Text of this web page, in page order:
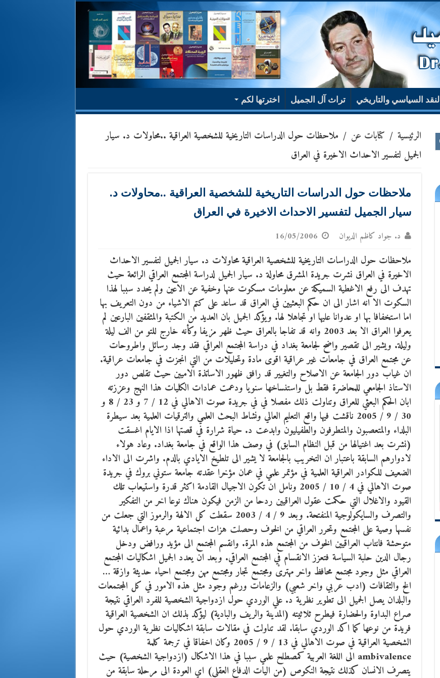
النقد السياسي والتاريخي تراث آل الجميل اخترتها لكم
الرئيسية / كتابات عن / ملاحظات حول الدراسات التاريخية للشخصية العراقية ..محاولات د. سيار
الجميل لتفسير الاحداث الاخيرة في العراق
ملاحظات حول الدراسات التاريخية للشخصية العراقية ..محاولات د.
سيار الجميل لتفسير الاحداث الاخيرة في العراق
د. جواد كاظم الديوان 16/05/2006
ملاحظات حول الدراسات التاريخية للشخصية العراقية محاولات د. سيار الجميل لتفسير الاحداث
الاخيرة في العراق نشرت جريدة المشرق محاولة د. سيار الجميل لدراسة المجتمع العراقي الرائعة حيث
تهدف الى رفع الاغطية السميكة عن معلومات مسكوت عنها وخفية عن الاعين ولم يحدد سببا لهذا
السكوت الا انه اشار الى ان حكم البعثيين في العراق قد ساعد على كتم الاشياء من دون التعريف بها
اما استخفافا بها او عدوانا عليها او تجاهلا لها. ويؤكد الجميل بان العديد من الكتبة والمثقفين البارعين لم
يعرفوا العراق الا بعد 2003 وانه قد تفاجا بالعراق حيث ظهر مزيفا وكأنه خارج للتو من الف ليلة
وليلة. ويشير الى تقصير واضح لجامعة بغداد في دراسة المجتمع العراقي فقد وجد رسائل واطروحات
عن مجتمع العراق في جامعات غير عراقية اقوى مادة وتحليلات من التي انجزت في جامعات عراقية.
ان غياب دور الجامعة عن الاصلاح والتغيير قد رافق ظهور الاساتذة الاميين حيث تقلص دور
الاستاذ الجامعي للمحاضرة فقط بل واستنساخها سنويا ودعمت عمادات الكليات هذا النهج وعززته
ابان الحكم البعثي للعراق وتناولت ذلك مفصلا في في جريدة صوت الاهالي في 12 / 7 و 23 / 8 و
30 / 9 / 2005 ناقشت فيها واقع التعليم العالي ونشاط البحث العلمي والترقيات العلمية بعد سيطرة
البلداء والمتعصبون والمتطرفون والطفيليون وابدعت د. حياة شرارة في قصتها اذا الايام اغسقت
(نشرت بعد اغتيالها من قبل النظام السابق) في وصف هذا الواقع في جامعة بغداد. وعاد هولاء
لادوارهم السابقة باعتبار ان التخريب بالجامعة لا يشير الى تلطيخ الايادي بالدم. واشرت الى الاداء
الضعيف للكوادر العراقية العلمية في مؤتمر علمي في عمان مؤخرا عقدته جامعة ستوني بروك في جريدة
صوت الاهالي في 4 / 10 / 2005 ونامل ان تكون الاجيال القادمة اكثر قدرة واستيعاب تلك
القيود والاغلال التي حكمت عقول العراقيين ردحا من الزمن فيكون هناك نوعا اخر من التفكير
والتصرف والسايكولوجية المنفتحة. وبعد 9 / 4 / 2003 سقطت كل الالهة والرموز التي جعلت من
نفسها وصية على المجتمع وتحرر العراقي من الخوف وحصلت هزات اجتماعية مرعبة واعمال بدائية
متوحشة فانتاب العراقيين الخوف من المجتمع هذه المرة. وانقسم المجتمع الى مؤيد ورافض ودخل
رجال الدين حلبة السياسة فتعزز الانقسام في المجتمع العراقي. وبعد ان يعدد الجميل اشكاليات المجتمع
العراقي مثل وجود مجتمع محافظ واخر مهترىْ ومجتمع تجار ومجتمع مهن ومجتمع احياء حديثة وازقة …
الخ والثقافات (ادب عربي واخر شعبي) والزعامات ورغم وجود مثل هذه الامور في كل المجتمعات
والبلدان يصل الجميل الى تطوير نظرية د. علي الوردي حول ازدواجية الشخصية للفرد العراقي نتيجة
صراع البداوة والحضارة فيطرح ثلاثيته (المدينة والريف والبادية) ليؤكد بذلك ان الشخصية العراقية
فريدة من نوعها كما اكد الوردي سابقا. لقد تناولت في مقالات سابقة اشكاليات نظرية الوردي حول
الشخصية العراقية في صوت الاهالي في 13 / 9 / 2005 وكان اخفاقا في ترجمة كلمة
ambivalence الى اللغة العربية كمصطلح علمي سببا في هذا الاشكال (ازدواجية الشخصية) حيث
يتصرف الانسان كذلك نتيجة النكوص (من اليات الدفاع العقلي) اي العودة الى مرحلة سابقة من